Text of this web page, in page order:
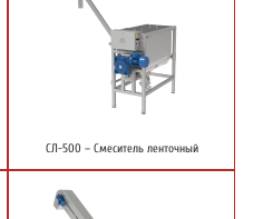
СЛ-500 – Смеситель ленточный